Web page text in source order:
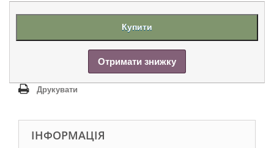
Купити
Отримати знижку
Друкувати
ІНФОРМАЦІЯ